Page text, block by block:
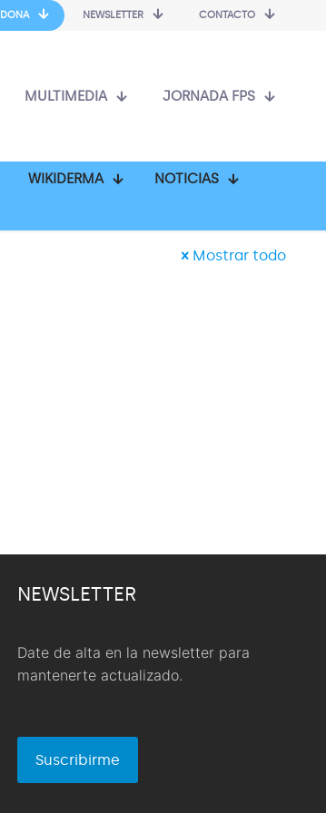
DONA NEWSLETTER CONTACTO
MULTIMEDIA JORNADA FPS
WIKIDERMA NOTICIAS
Mostrar todo
NEWSLETTER
Date de alta en la newsletter para
mantenerte actualizado.
Suscribirme